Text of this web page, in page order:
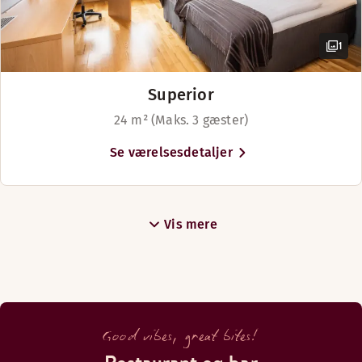
1
Superior
24 m² (Maks. 3 gæster)
Se værelsesdetaljer
Vis mere
Good vibes, great bites!